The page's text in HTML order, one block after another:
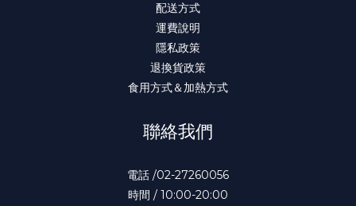
配送方式
運費說明
隱私政策
退換貨政策
食用方式＆加熱方式
聯絡我們
電話 /02-27260056
時間 / 10:00-20:00